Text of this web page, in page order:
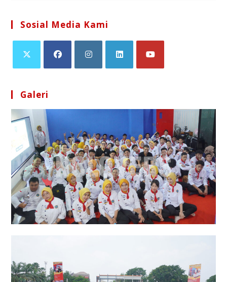
Sosial Media Kami
Galeri